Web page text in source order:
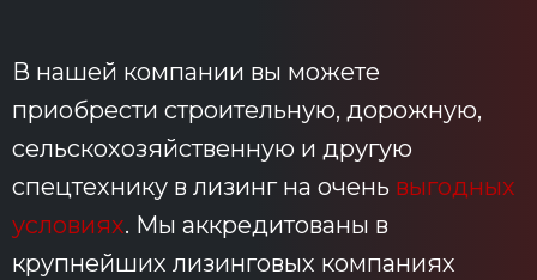
В нашей компании вы можете
приобрести строительную, дорожную,
сельскохозяйственную и другую
спецтехнику в лизинг на очень выгодных
условиях. Мы аккредитованы в
крупнейших лизинговых компаниях